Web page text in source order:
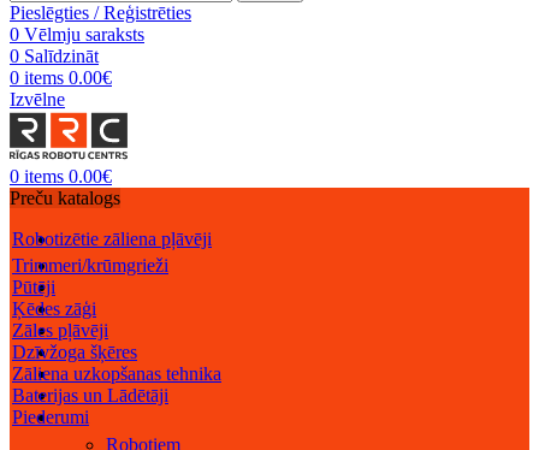
Pieslēgties / Reģistrēties
0 Vēlmju saraksts
0 Salīdzināt
0 items 0.00€
Izvēlne
0 items 0.00€
Preču katalogs
Robotizētie zāliena pļāvēji
Trimmeri/krūmgrieži
Pūtēji
Ķēdes zāģi
Zāles pļāvēji
Dzīvžoga šķēres
Zāliena uzkopšanas tehnika
Baterijas un Lādētāji
Piederumi
Robotiem